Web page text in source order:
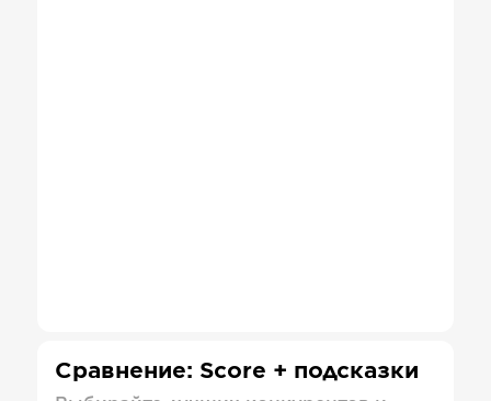
Сравнение: Score + подсказки